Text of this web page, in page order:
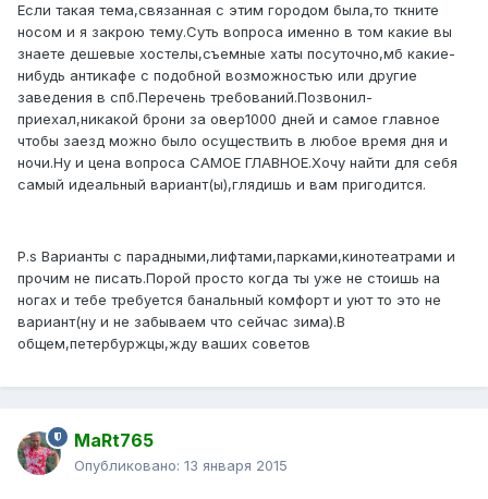
Если такая тема,связанная с этим городом была,то ткните
носом и я закрою тему.Суть вопроса именно в том какие вы
знаете дешевые хостелы,съемные хаты посуточно,мб какие-
нибудь антикафе с подобной возможностью или другие
заведения в спб.Перечень требований.Позвонил-
приехал,никакой брони за овер1000 дней и самое главное
чтобы заезд можно было осуществить в любое время дня и
ночи.Ну и цена вопроса САМОЕ ГЛАВНОЕ.Хочу найти для себя
самый идеальный вариант(ы),глядишь и вам пригодится.
P.s Варианты c парадными,лифтами,парками,кинотеатрами и
прочим не писать.Порой просто когда ты уже не стоишь на
ногах и тебе требуется банальный комфорт и уют то это не
вариант(ну и не забываем что сейчас зима).В
общем,петербуржцы,жду ваших советов
MaRt765
Опубликовано: 13 января 2015